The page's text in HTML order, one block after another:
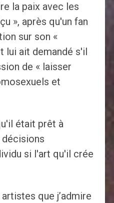
la paix avec les
», après qu'un fan
sur son «
lui ait demandé s'il
de « laisser
et
était prêt à
décisions
si l'art qu'il crée
que j’admire